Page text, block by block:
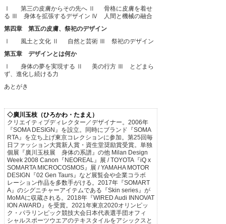
Ⅰ 第三の皮膚からその先へ Ⅱ 骨格に皮膚を着せ
る Ⅲ 身体を拡張するデザイン Ⅳ 人間と機械の融合
第四章 第五の皮膚、祭祀のデザイン
Ⅰ 風土と文化 Ⅱ 自然と芸術 Ⅲ 祭祀のデザイン
第五章 デザインとは何か
Ⅰ 身体の夢を実現する Ⅱ 美の行方 Ⅲ とどまら
ず、進化し続ける力
あとがき
◇廣川玉枝（ひろかわ・たまえ）
クリエイティブディレクター／デザイナー。2006年
『SOMA DESIGN』を設立。同時にブランド『SOMA
RTA』を立ち上げ東京コレクションに参加。第25回毎
日ファッション大賞新人賞・資生堂奨励賞受賞。単独
個展『廣川玉枝展 身体の系譜』の他 Milan Design
Week 2008 Canon『NEOREAL』展 / TOYOTA『iQ x
SOMARTA MICROCOSMOS』展 / YAMAHA MOTOR
DESIGN『02 Gen Taurs』など展覧会や企業コラボ
レーション作品を多数手がける。2017年『SOMART
A』のシグニチャーアイテムである『Skin series』が
MoMAに収蔵される。2018年『WIRED Audi INNOVAT
ION AWARD』を受賞。2021年東京2020オリンピッ
ク・パラリンピック競技大会日本代表選手団オフィ
シャルスポーツウエアのテキスタイルをアシックスと